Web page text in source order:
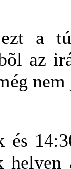
ezt a
az
és